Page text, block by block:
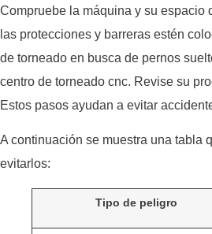
Compruebe la máquina y su espacio
las protecciones y barreras estén
de torneado en busca de pernos
centro de torneado cnc. Revise su
Estos pasos ayudan a evitar
A continuación se muestra una tabla
evitarlos:
Tipo de peligro